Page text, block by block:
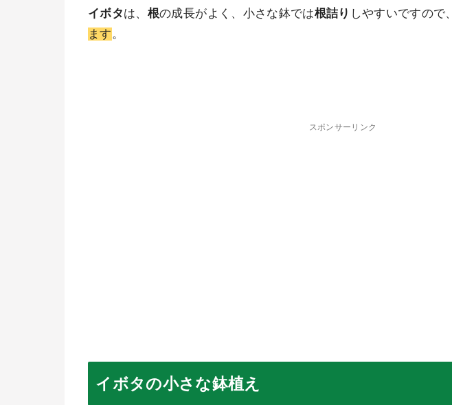
イボタは、 根の成長がよく、小さな鉢では根詰り しやすいですので、
ます。
スポンサーリンク
イボタの小さな鉢植え